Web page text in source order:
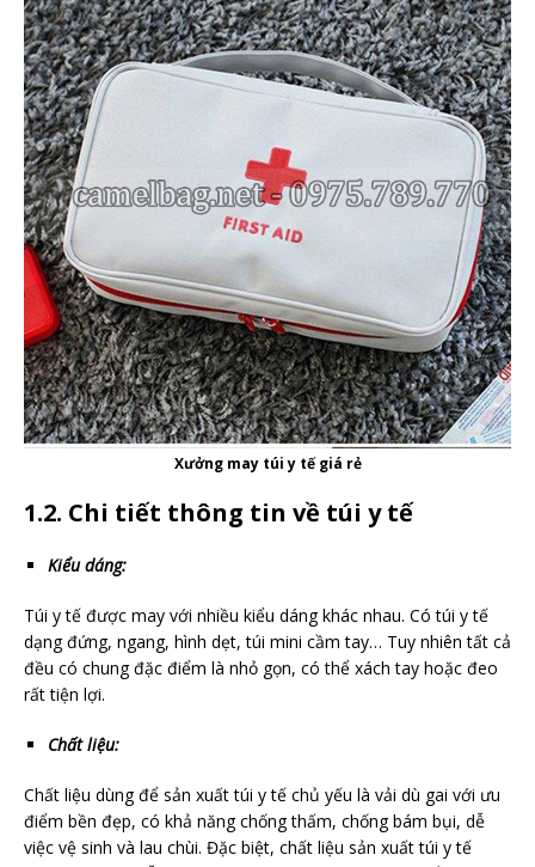
Xưởng may túi y tế giá rẻ
1.2. Chi tiết thông tin về túi y tế
Kiểu dáng:
Túi y tế được may với nhiều kiểu dáng khác nhau. Có túi y tế
dạng đứng, ngang, hình dẹt, túi mini cầm tay… Tuy nhiên tất cả
đều có chung đặc điểm là nhỏ gọn, có thể xách tay hoặc đeo
rất tiện lợi.
Chất liệu:
Chất liệu dùng để sản xuất túi y tế chủ yếu là vải dù gai với ưu
điểm bền đẹp, có khả năng chống thấm, chống bám bụi, dễ
việc vệ sinh và lau chùi. Đặc biệt, chất liệu sản xuất túi y tế